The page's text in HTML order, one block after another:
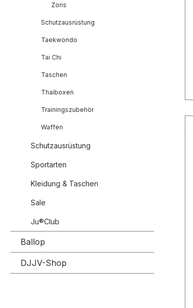
Zoris
Schutzausrüstung
Taekwondo
Tai Chi
Taschen
Thaiboxen
Trainingszubehör
Waffen
Schutzausrüstung
Sportarten
Kleidung & Taschen
Sale
Ju®Club
Ballop
DJJV-Shop